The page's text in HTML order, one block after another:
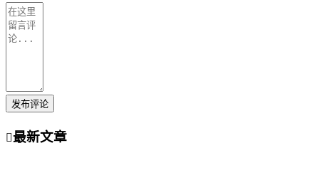
发布评论
最新文章